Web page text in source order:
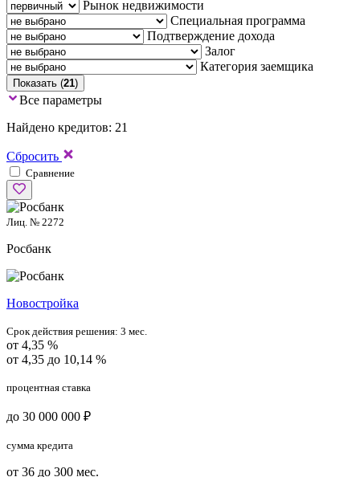
Рынок недвижимости
Специальная программа
Подтверждение дохода
Залог
Категория заемщика
Показать (21)
Все параметры
Найдено кредитов: 21
Сбросить
Сравнение
Лиц. № 2272
Росбанк
Новостройка
Срок действия решения: 3 мес.
от 4,35 %
от 4,35 до 10,14 %
процентная ставка
до 30 000 000 ₽
сумма кредита
от 36 до 300 мес.